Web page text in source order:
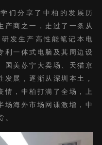
们分享了中柏的发展历
产商之一，走过了一条从
发生产高性能笔记本电
利一体式电脑及其周边设
国美苏宁大卖场、天猫京
发展，逐渐从深圳本土，
情，中柏打满了全场，上
场海外市场网课激增，中
。